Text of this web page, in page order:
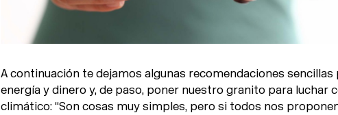
A continuación te dejamos algunas recomendaciones
energía y dinero y, de paso, poner nuestro granito para luchar
climático: “Son cosas muy simples, pero si todos nos